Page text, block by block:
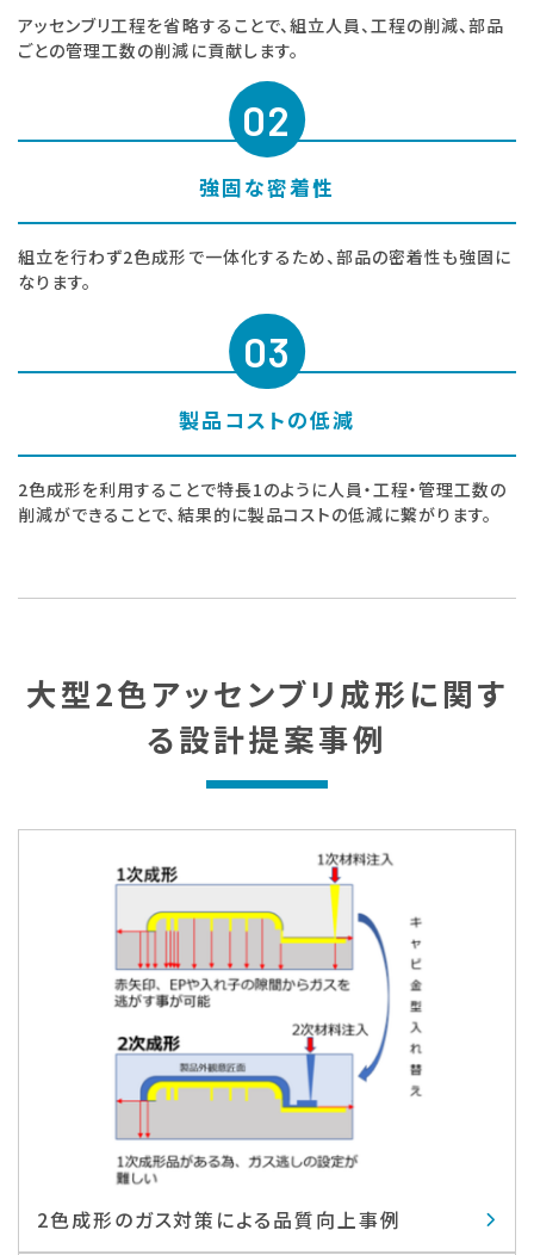
アッセンブリ工程を省略することで、組立人員、工程の削減、部品
ごとの管理工数の削減に貢献します。
02
強固な密着性
組立を行わず2色成形で一体化するため、部品の密着性も強固に
なります。
03
製品コストの低減
2色成形を利用することで特長1のように人員・工程・管理工数の
削減ができることで、結果的に製品コストの低減に繋がります。
大型2色アッセンブリ成形に関す
る設計提案事例
2色成形のガス対策による品質向上事例